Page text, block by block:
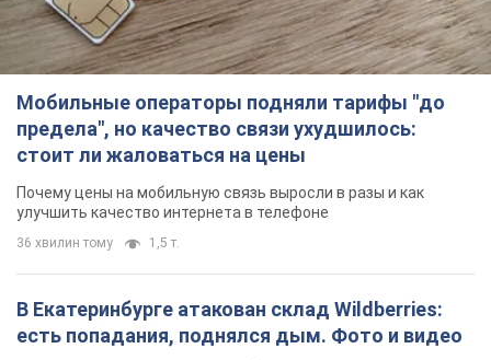
Мобильные операторы подняли тарифы "до
предела", но качество связи ухудшилось:
стоит ли жаловаться на цены
Почему цены на мобильную связь выросли в разы и как
улучшить качество интернета в телефоне
36 хвилин тому 1,5 т.
В Екатеринбурге атакован склад Wildberries:
есть попадания, поднялся дым. Фото и видео